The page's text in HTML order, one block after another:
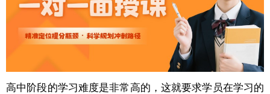
高中阶段的学习难度是非常高的，这就要求学员在学习的